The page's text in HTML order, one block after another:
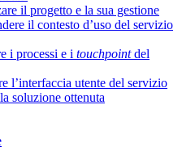
il progetto e la sua gestione
il contesto d’uso del servizio
i processi e i touchpointdel
l’interfaccia utente del servizio
soluzione ottenuta